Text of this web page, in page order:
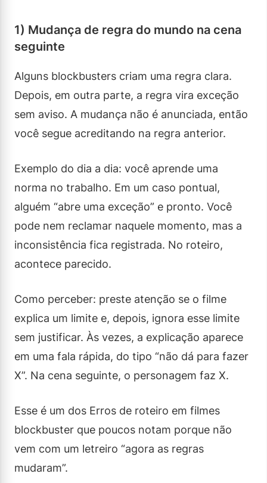
1) Mudança de regra do mundo na cena
seguinte
Alguns blockbusters criam uma regra clara.
Depois, em outra parte, a regra vira exceção
sem aviso. A mudança não é anunciada, então
você segue acreditando na regra anterior.
Exemplo do dia a dia: você aprende uma
norma no trabalho. Em um caso pontual,
alguém “abre uma exceção” e pronto. Você
pode nem reclamar naquele momento, mas a
inconsistência fica registrada. No roteiro,
acontece parecido.
Como perceber: preste atenção se o filme
explica um limite e, depois, ignora esse limite
sem justificar. Às vezes, a explicação aparece
em uma fala rápida, do tipo “não dá para fazer
X”. Na cena seguinte, o personagem faz X.
Esse é um dos Erros de roteiro em filmes
blockbuster que poucos notam porque não
vem com um letreiro “agora as regras
mudaram”.